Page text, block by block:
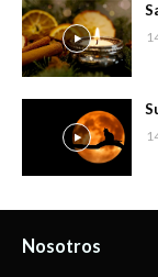
Nosotros